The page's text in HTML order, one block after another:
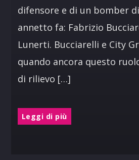
difensore e di un bomber
annetto fa: Fabrizio
Lunerti. Bucciarelli e City
quando ancora questo
di rilievo […]
Leggi di più